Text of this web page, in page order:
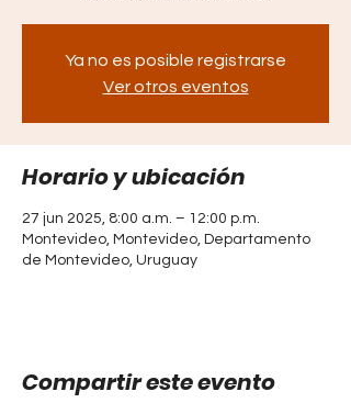
Ya no es posible registrarse
Ver otros eventos
Horario y ubicación
27 jun 2025, 8:00 a.m. – 12:00 p.m.
Montevideo, Montevideo, Departamento
de Montevideo, Uruguay
Compartir este evento